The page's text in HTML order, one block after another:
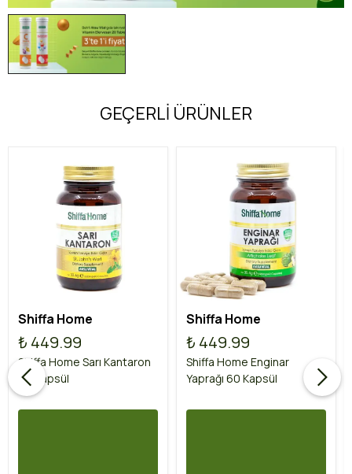
GEÇERLİ ÜRÜNLER
Shiffa Home
₺ 449.99
Shiffa Home Sarı Kantaron
60 Kapsül
Shiffa Home
₺ 449.99
Shiffa Home Enginar
Yaprağı 60 Kapsül